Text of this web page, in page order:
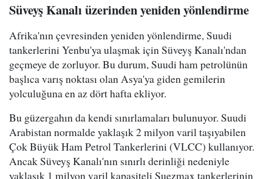
Süveyş Kanalı üzerinden yeniden yönlendirme
Afrika'nın çevresinden yeniden yönlendirme, Suudi
tankerlerini Yenbu'ya ulaşmak için Süveyş Kanalı'ndan
geçmeye de zorluyor. Bu durum, Suudi ham petrolünün
başlıca varış noktası olan Asya'ya giden gemilerin
yolculuğuna en az dört hafta ekliyor.
Bu güzergahın da kendi sınırlamaları bulunuyor. Suudi
Arabistan normalde yaklaşık 2 milyon varil taşıyabilen
Çok Büyük Ham Petrol Tankerlerini (VLCC) kullanıyor.
Ancak Süveyş Kanalı'nın sınırlı derinliği nedeniyle
yaklaşık 1 milyon varil kapasiteli Suezmax tankerlerinin